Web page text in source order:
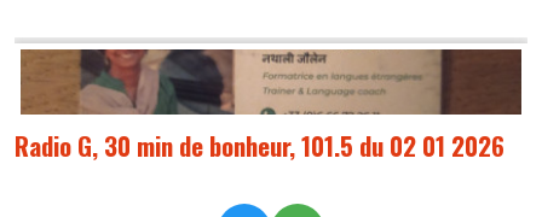
Radio G, 30 min de bonheur, 101.5 du 02 01 2026